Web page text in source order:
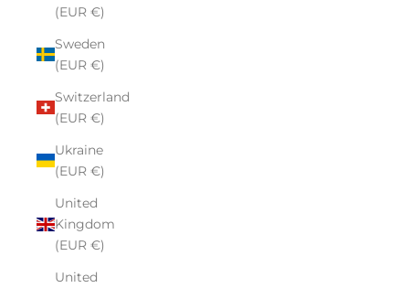
(EUR €)
Sweden
(EUR €)
Switzerland
(EUR €)
Ukraine
(EUR €)
United
Kingdom
(EUR €)
United